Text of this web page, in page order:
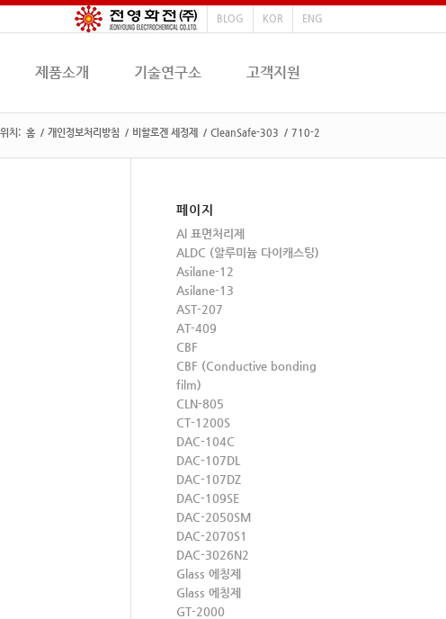
BLOG KOR ENG
제품소개 기술연구소 고객지원
치: 홈 / 개인정보처리방침 / 비할로겐 세정제 / CleanSafe-303 / 710-2
페이지
Al 표면처리제
ALDC (알루미늄 다이캐스팅)
Asilane-12
Asilane-13
AST-207
AT-409
CBF
CBF (Conductive bonding
film)
CLN-805
CT-1200S
DAC-104C
DAC-107DL
DAC-107DZ
DAC-109SE
DAC-2050SM
DAC-2070S1
DAC-3026N2
Glass 에칭제
Glass 에칭제
GT-2000